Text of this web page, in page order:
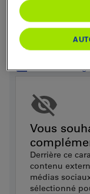
+41 58 327 22 18
Vous
Derrière ce
contenu
médias
sélectionné